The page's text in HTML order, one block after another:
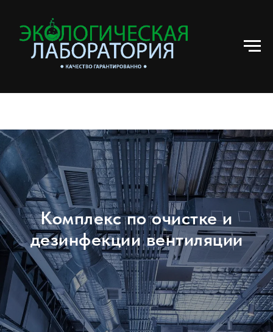
Комплекс по очистке и
дезинфекции вентиляции